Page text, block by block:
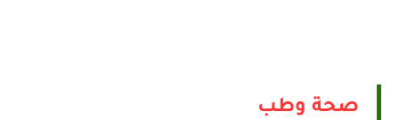
صحة وطب